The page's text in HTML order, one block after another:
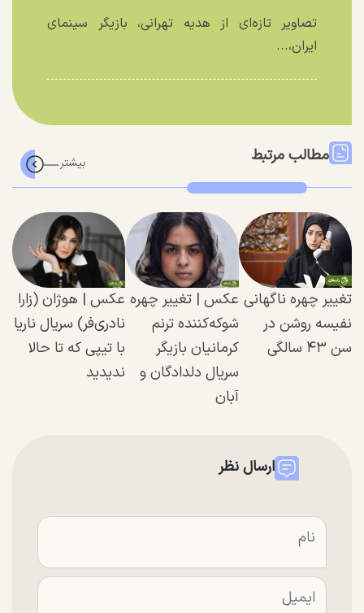
تصاویر تازه‌ای از هدیه تهرانی، بازیگر سینمای
ایران،...
مطالب مرتبط
تغییر چهره ناگهانی
نفیسه روشن در
سن ۴۳ سالگی
عکس | تغییر چهره
شوکه‌کننده ترنم
کرمانیان بازیگر
سریال دلدادگان و
آبان
عکس | هوژان (زارا
نادری‌فر) سریال ناریا
با تیپی که تا حالا
ندیدید
ارسال نظر